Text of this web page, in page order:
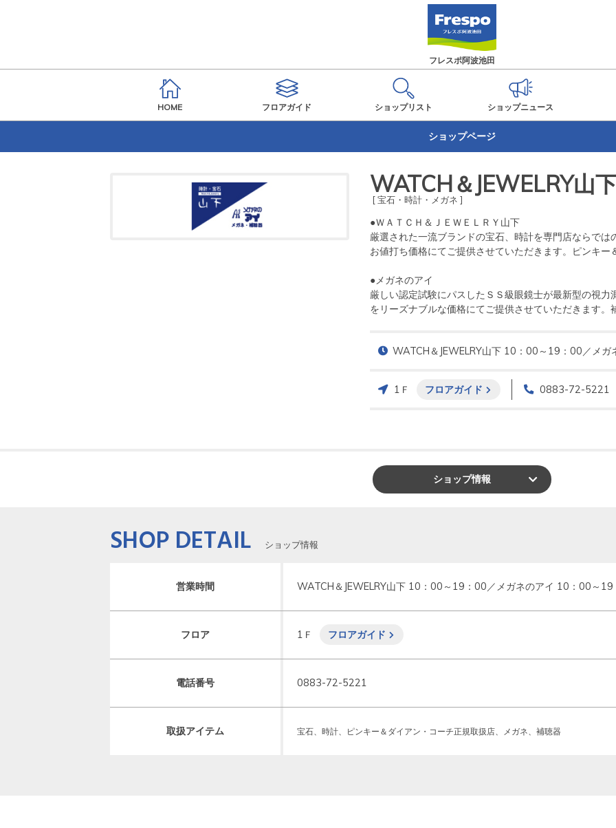
フレスポ阿波池田
HOME フロアガイド ショップリスト ショップニュース
ショップページ
WATCH＆JEWELRY山
[ 宝石・時計・メガネ ]
●ＷＡＴＣＨ＆ＪＥＷＥＬＲＹ山下
厳選された一流ブランドの宝石、時計を専門店ならでは
お値打ち価格にてご提供させていただきます。ピンキー
●メガネのアイ
厳しい認定試験にパスしたＳＳ級眼鏡士が最新型の視
をリーズナブルな価格にてご提供させていただきます。
WATCH＆JEWELRY山下 10：00～19：00／メ
1Ｆ フロアガイド 0883-72-5221
ショップ情報
SHOP DETAIL ショップ情報
営業時間 WATCH＆JEWELRY山下 10：00～19：00／メガネのアイ 10：00～19
フロア 1Ｆ フロアガイド
電話番号 0883-72-5221
取扱アイテム 宝石、時計、ピンキー＆ダイアン・コーチ正規取扱店、メガネ、補聴器